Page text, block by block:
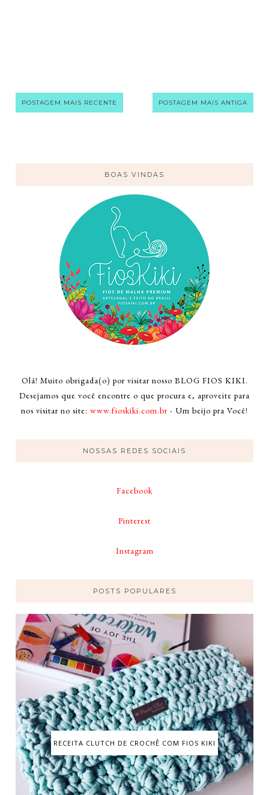
POSTAGEM MAIS RECENTE POSTAGEM MAIS ANTIGA
BOAS VINDAS
Olá! Muito obrigada(o) por visitar nosso BLOG FIOS KIKI.
Desejamos que você encontre o que procura e, aproveite para
nos visitar no site: www.fioskiki.com.br - Um beijo pra Você!
NOSSAS REDES SOCIAIS
Facebook
Pinterest
Instagram
POSTS POPULARES
RECEITA CLUTCH DE CROCHÊ COM FIOS KIKI